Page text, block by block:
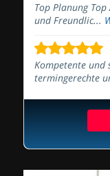
Top Planung
und Freundlic...
Kompetente und
termingerechte